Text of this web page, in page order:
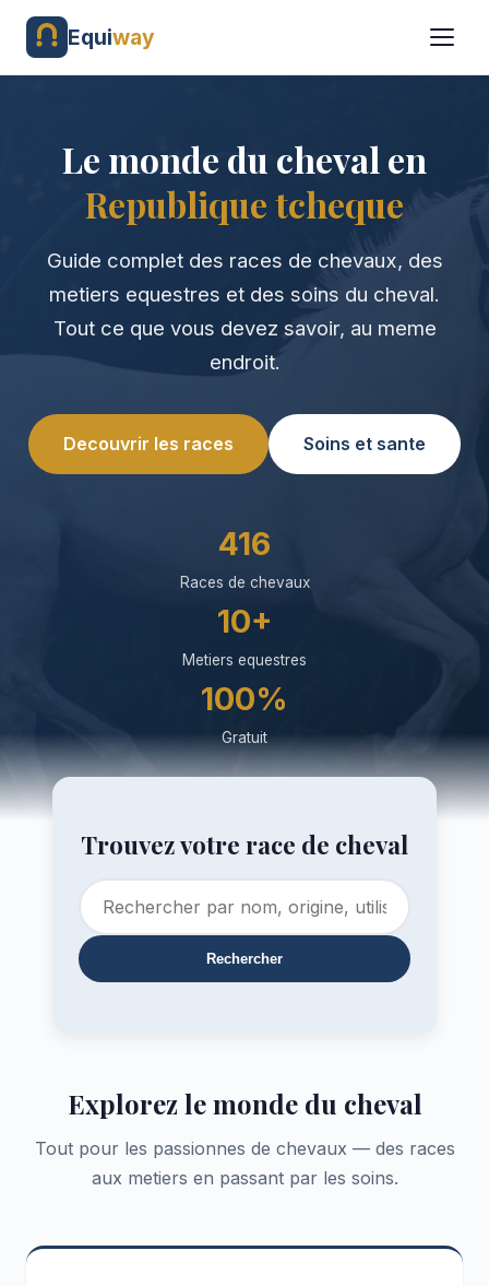
Equiway
Le monde du cheval en
Republique tcheque
Guide complet des races de chevaux, des
metiers equestres et des soins du cheval.
Tout ce que vous devez savoir, au meme
endroit.
Decouvrir les races Soins et sante
416
Races de chevaux
10+
Metiers equestres
100%
Gratuit
Trouvez votre race de cheval
Rechercher
Explorez le monde du cheval
Tout pour les passionnes de chevaux — des races
aux metiers en passant par les soins.